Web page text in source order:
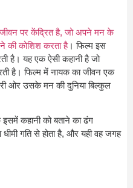
पर केंद्रित है, जो अपने मन के
कोशिश करता है। फिल्म इस
है। यह एक ऐसी कहानी है जो
है। फिल्म में नायक का जीवन एक
ओर उसके मन की दुनिया बिल्कुल
कहानी को बताने का ढंग
गति से होता है, और यही वह जगह